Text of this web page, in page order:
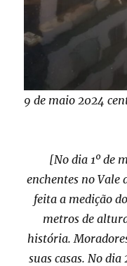
9 de maio 2024
[No dia 1º de
enchentes no Vale
feita a medição
metros de
história.
suas casas. No